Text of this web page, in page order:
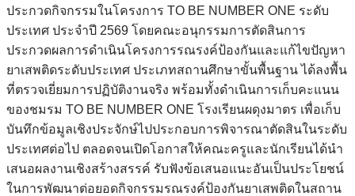
ประกวดกิจกรรมในโครงการ TO BE NUMBER ONE ระดับ
ประเทศ ประจำปี 2569 โดยคณะอนุกรรมการตัดสินการ
ประกวดผลการดำเนินโครงการรณรงค์ป้องกันและแก้ไขปัญหา
ยาเสพติดระดับประเทศ ประเภทสถานศึกษาขั้นพื้นฐาน ได้ลงพื้น
ที่ตรวจเยี่ยมการปฏิบัติงานจริง พร้อมทั้งดำเนินการเก็บคะแนน
ของชมรม TO BE NUMBER ONE โรงเรียนผดุงมาตร เพื่อเก็บ
บันทึกข้อมูลเชิงประจักษ์ไปประกอบการพิจารณาตัดสินในระดับ
ประเทศต่อไป ตลอดจนเปิดโอกาสให้คณะครูและนักเรียนได้นำ
เสนอผลงานเชิงสร้างสรรค์ รับฟังข้อเสนอแนะอันเป็นประโยชน์
ในการพัฒนาต่อยอดกิจกรรมรณรงค์ป้องกันยาเสพติดในสถาน